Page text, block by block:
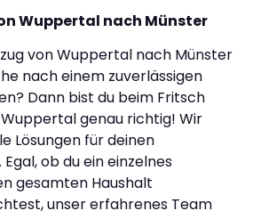
Wuppertal nach Münster
von Wuppertal nach Münster
nach einem zuverlässigen
Dann bist du beim Fritsch
genau richtig! Wir
Lösungen für deinen
Egal, ob du ein einzelnes
gesamten Haushalt
unser erfahrenes Team